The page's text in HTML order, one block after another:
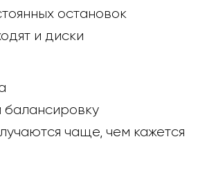
остановок
и диски
чаще, чем кажется